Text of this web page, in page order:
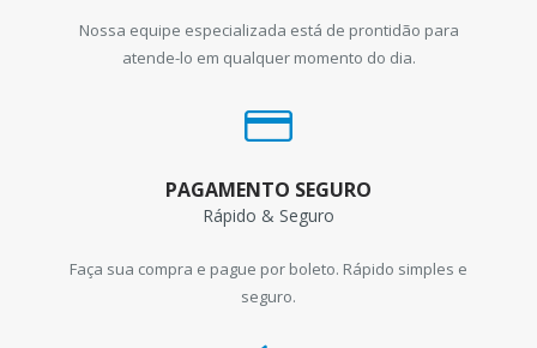
Nossa equipe especializada está de prontidão para
atende-lo em qualquer momento do dia.
PAGAMENTO SEGURO
Rápido & Seguro
Faça sua compra e pague por boleto. Rápido simples e
seguro.